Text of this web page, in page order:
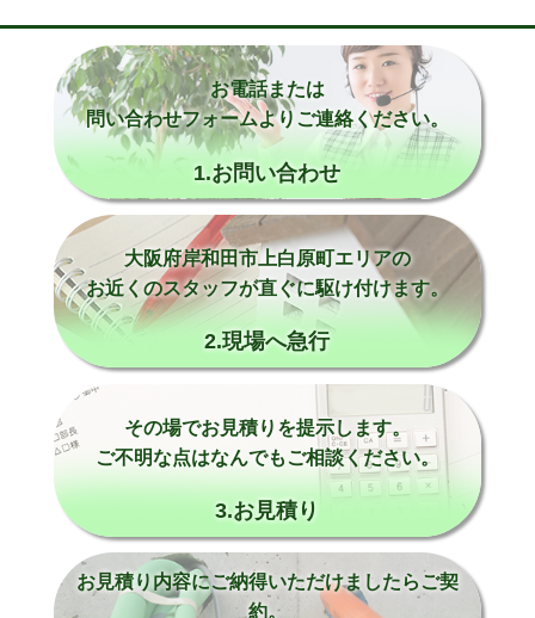
お電話または
問い合わせフォームよりご連絡ください。
1.お問い合わせ
大阪府岸和田市上白原町エリアの
お近くのスタッフが直ぐに駆け付けます。
2.現場へ急行
その場でお見積りを提示します。
ご不明な点はなんでもご相談ください。
3.お見積り
お見積り内容にご納得いただけましたらご契
約。